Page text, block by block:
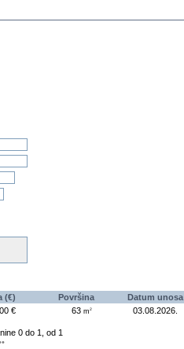
(€) Površina Datum unosa
€ 63 m2 03.08.2026
0 do 1, od 1